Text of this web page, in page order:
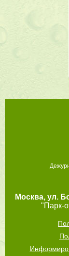
Москва, ул.
"Парк-